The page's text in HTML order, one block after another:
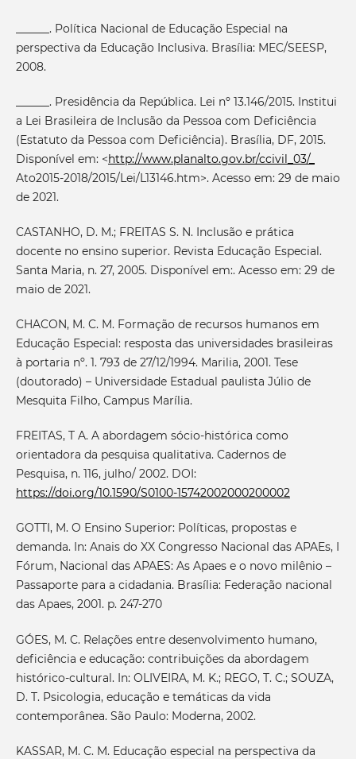
______. Política Nacional de Educação Especial na
perspectiva da Educação Inclusiva. Brasília: MEC/SEESP,
2008.
______. Presidência da República. Lei nº 13.146/2015. Institui
a Lei Brasileira de Inclusão da Pessoa com Deficiência
(Estatuto da Pessoa com Deficiência). Brasília, DF, 2015.
Disponível em: <http://www.planalto.gov.br/ccivil_03/_
Ato2015-2018/2015/Lei/L13146.htm>. Acesso em: 29 de maio
de 2021.
CASTANHO, D. M.; FREITAS S. N. Inclusão e prática
docente no ensino superior. Revista Educação Especial.
Santa Maria, n. 27, 2005. Disponível em:. Acesso em: 29 de
maio de 2021.
CHACON, M. C. M. Formação de recursos humanos em
Educação Especial: resposta das universidades brasileiras
à portaria nº. 1. 793 de 27/12/1994. Marilia, 2001. Tese
(doutorado) – Universidade Estadual paulista Júlio de
Mesquita Filho, Campus Marília.
FREITAS, T A. A abordagem sócio-histórica como
orientadora da pesquisa qualitativa. Cadernos de
Pesquisa, n. 116, julho/ 2002. DOI:
https://doi.org/10.1590/S0100-15742002000200002
GOTTI, M. O Ensino Superior: Políticas, propostas e
demanda. In: Anais do XX Congresso Nacional das APAEs, I
Fórum, Nacional das APAES: As Apaes e o novo milênio –
Passaporte para a cidadania. Brasília: Federação nacional
das Apaes, 2001. p. 247-270
GÓES, M. C. Relações entre desenvolvimento humano,
deficiência e educação: contribuições da abordagem
histórico-cultural. In: OLIVEIRA, M. K.; REGO, T. C.; SOUZA,
D. T. Psicologia, educação e temáticas da vida
contemporânea. São Paulo: Moderna, 2002.
KASSAR, M. C. M. Educação especial na perspectiva da